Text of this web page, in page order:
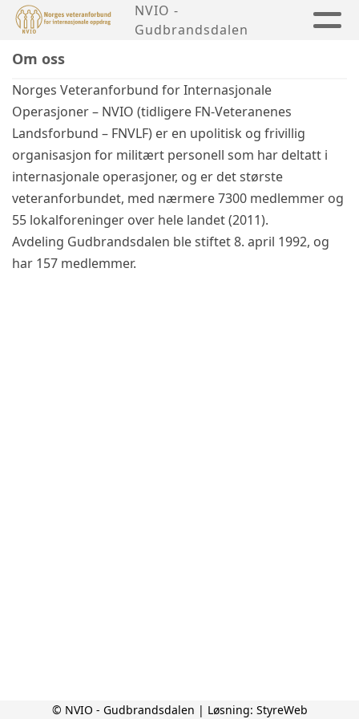
NVIO -
Gudbrandsdalen
Om oss
Norges Veteranforbund for Internasjonale
Operasjoner – NVIO (tidligere FN-Veteranenes
Landsforbund – FNVLF) er en upolitisk og frivillig
organisasjon for militært personell som har deltatt i
internasjonale operasjoner, og er det største
veteranforbundet, med nærmere 7300 medlemmer og
55 lokalforeninger over hele landet (2011).
Avdeling Gudbrandsdalen ble stiftet 8. april 1992, og
har 157 medlemmer.
© NVIO - Gudbrandsdalen | Løsning: StyreWeb